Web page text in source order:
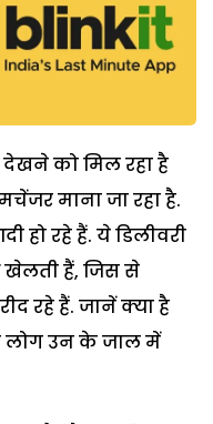
देखने को मिल रहा है
माना जा रहा है.
हो रहे हैं. ये डिलीवरी
खेलती हैं, जिस से
रहे हैं. जानें क्या है
लोग उन के जाल में